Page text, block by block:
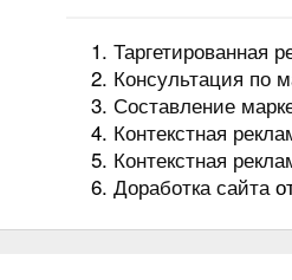
Таргетированная
Консультация по
Составление
Контекстная
Контекстная
Доработка сайта